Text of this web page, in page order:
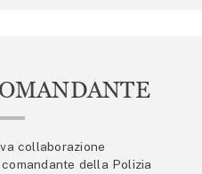
collaborazione
della Polizia